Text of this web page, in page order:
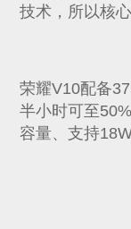
技术，所以核
荣耀V10配备
半小时可至
容量、支持